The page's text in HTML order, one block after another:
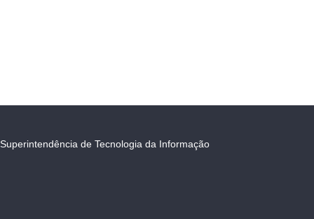
Superintendência de Tecnologia da Informação